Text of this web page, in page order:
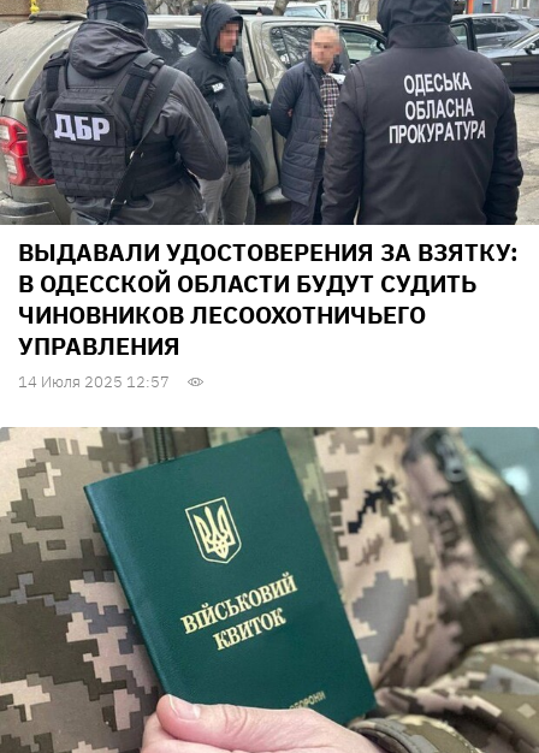
ВЫДАВАЛИ УДОСТОВЕРЕНИЯ ЗА ВЗЯТКУ:
В ОДЕССКОЙ ОБЛАСТИ БУДУТ СУДИТЬ
ЧИНОВНИКОВ ЛЕСООХОТНИЧЬЕГО
УПРАВЛЕНИЯ
14 Июля 2025 12:57